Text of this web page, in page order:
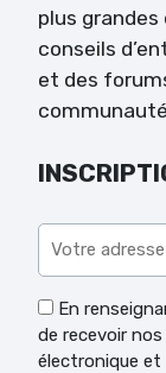
plus
conseils
et des
En
de recevoir
électronique et